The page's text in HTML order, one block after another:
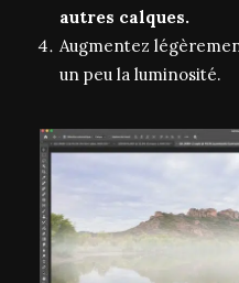
autres calques.
Augmentez
un peu la luminosité.